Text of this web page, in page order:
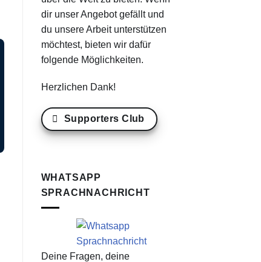
dir unser Angebot gefällt und
du unsere Arbeit unterstützen
möchtest, bieten wir dafür
folgende Möglichkeiten.
Herzlichen Dank!
Supporters Club
WHATSAPP
SPRACHNACHRICHT
Deine Fragen, deine